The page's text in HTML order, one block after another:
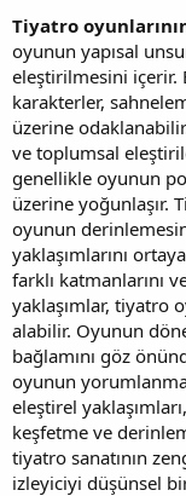
Tiyatro
oyunun yapısal
eleştirilmesini içerir.
karakterler,
üzerine
ve toplumsal
genellikle oyunun
üzerine yoğunlaşır.
oyunun
yaklaşımlarını
farklı katmanlarını
yaklaşımlar, tiyatro
alabilir. Oyunun
bağlamını göz
oyunun
eleştirel
keşfetme ve
tiyatro sanatının
izleyiciyi düşünsel